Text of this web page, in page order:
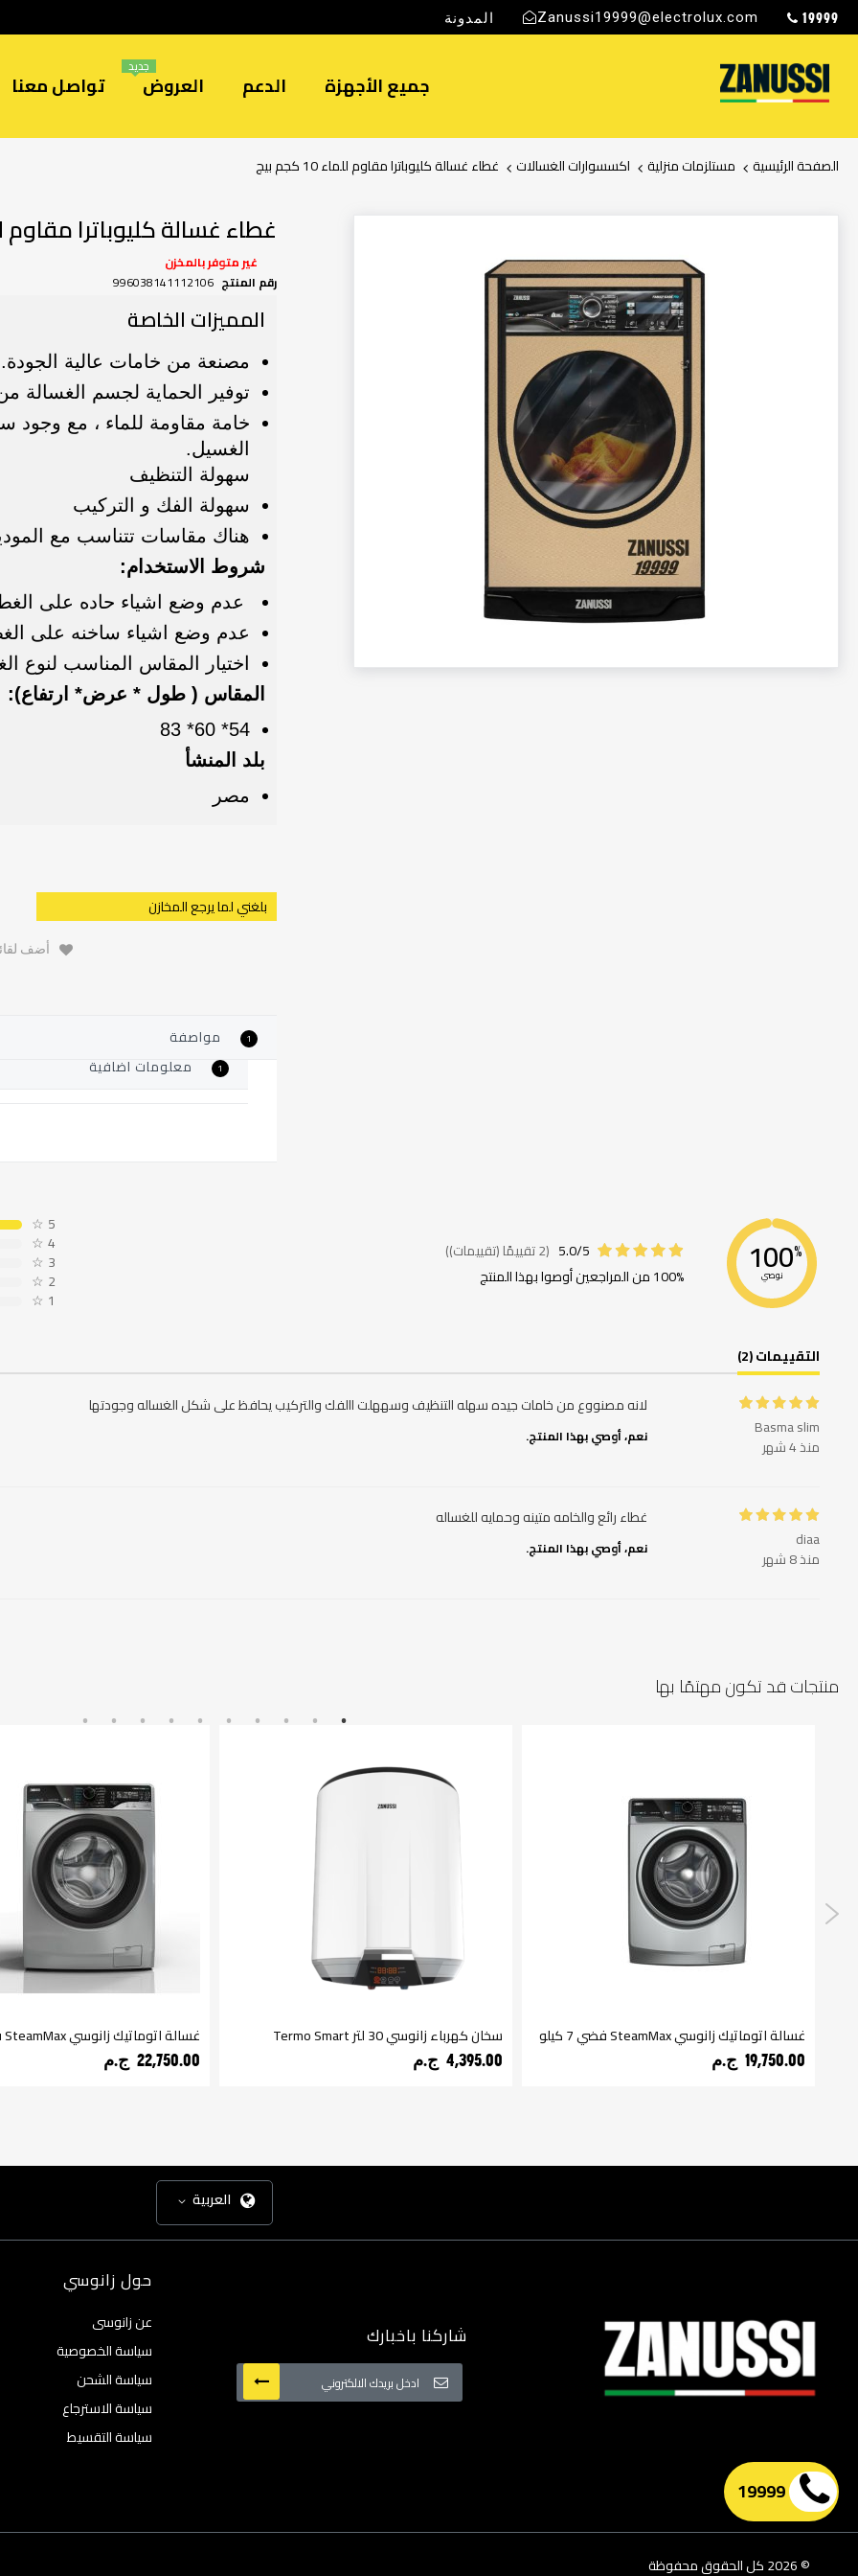
19999
Zanussi19999@electrolux.com المدونة
جميع الأجهزة الدعم العروض
جديد
تواصل معنا
الصفحة الرئيسية مستلزمات منزلية اكسسوارات الغسالات غطاء غسالة كليوباترا مقاوم للماء 10 كجم بيج
تخطي
غطاء غسالة كليوباترا مقاوم للماء 10
غير متوفر بالمخزن
رقم المنتج 996038141112106
المميزات الخاصة
مصنعة من خامات عالية الجودة.
توفير الحماية لجسم الغسالة
خامة مقاومة للماء ، مع وجود
الغسيل.
سهولة التنظيف
سهولة الفك و التركيب
هناك مقاسات تتناسب مع
شروط الاستخدام:
عدم وضع اشياء حاده على
عدم وضع اشياء ساخنه على
اختيار المقاس المناسب لنوع
المقاس ( طول * عرض* ارتفاع):
54* 60* 83
بلد المنشأ
مصر
بلغني لما يرجع المخازن
أضف
1 مواصفة
1 معلومات اضافية
100%
نوصي
5.0/5 (2 تقييمًا (تقييمات))
100% من المراجعين أوصوا بهذا المنتج
5
☆
4
☆
3
☆
2
☆
1
☆
التقييمات (2)
Basma slim
منذ 4 شهر
لانه مصنووع من خامات جيده سهله التنظيف وسههلت االفك والتركيب يحافظ على شكل الغساله وجودتها
نعم، أوصي بهذا المنتج.
diaa
منذ 8 شهر
غطاء رائع والخامه متينه وحمايه للغساله
نعم، أوصي بهذا المنتج.
منتجات قد تكون مهتمًا بها
غسالة اتوماتيك زانوسي SteamMax فضي 7 كيلو
19,750.00 ج.م‏
سخان كهرباء زانوسي 30 لتر Termo Smart
4,395.00 ج.م‏
غسالة اتوماتيك زانوسي SteamMax فضي 9 كيلو
22,750.00 ج.م‏
العربية
شاركنا باخبارك
سجل
في
نشرتنا
حول زانوسي
عن زانوسى
سياسة الخصوصية
سياسة الشحن
سياسة الاسترجاع
سياسة التقسيط
© 2026 كل الحقوق محفوظة
19999